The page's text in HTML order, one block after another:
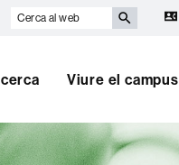
Cerca
Viure el campus